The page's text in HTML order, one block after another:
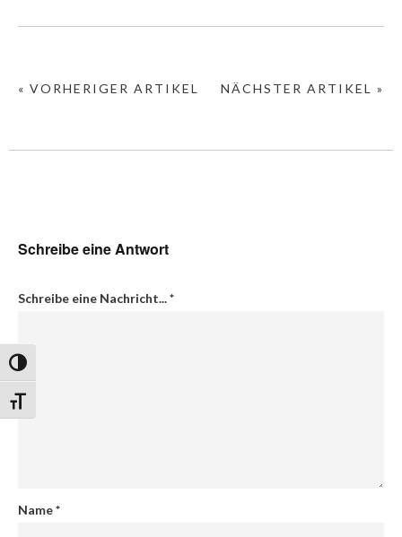
Umschalten auf hohe Kontraste
Schrift vergrößern
NÄCHSTER ARTIKEL »
« VORHERIGER ARTIKEL
Schreibe eine Antwort
Schreibe eine Nachricht...*
Name*